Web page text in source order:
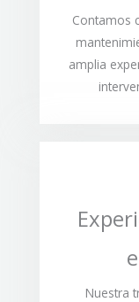
Contamos
amplia
Nuestra